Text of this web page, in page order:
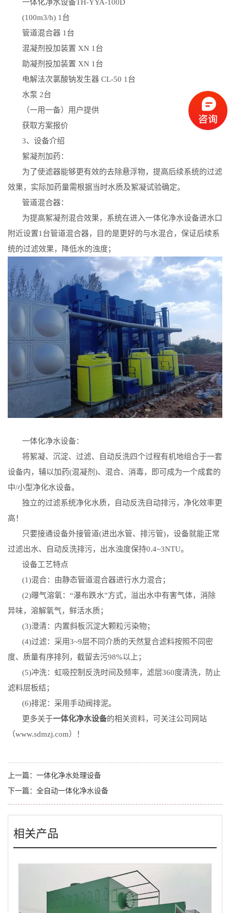
一体化净水设备TH-YYA-100D
(100m3/h) 1台
管道混合器 1台
混凝剂投加装置 XN 1台
助凝剂投加装置 XN 1台
电解法次氯酸钠发生器 CL-50 1台
水泵 2台
（一用一备）用户提供
获取方案报价
3、设备介绍
絮凝剂加药：
为了使滤器能够更有效的去除悬浮物，提高后续系统的过滤
效果，实际加药量需根据当时水质及絮凝试验确定。
管道混合器：
为提高絮凝剂混合效果，系统在进入一体化净水设备进水口
附近设置1台管道混合器，目的是更好的与水混合，保证后续系
统的过滤效果，降低水的浊度；
一体化净水设备：
将絮凝、沉淀、过滤、自动反洗四个过程有机地组合于一套
设备内，辅以加药(混凝剂 )、混合、消毒，即可成为一个成套的
中/小型净化水设备。
独立的过滤系统净化水质，自动反洗自动排污，净化效率更
高！
只要接通设备外接管道(进出水管、排污管)，设备就能正常
过滤出水、自动反洗排污，出水浊度保持0.4~3NTU。
设备工艺特点
(1)混合：由静态管道混合器进行水力混合；
(2)曝气溶氧：“瀑布跌水”方式，溢出水中有害气体，消除
异味，溶解氧气，鲜活水质；
(3)澄清：内置斜板沉淀大颗粒污染物；
(4)过滤：采用3~9层不同介质的天然复合滤料按照不同密
度、质量有序排列，截留去污98%以上；
(5)冲洗：虹吸控制反洗时间及频率，滤层360度清洗，防止
滤料层板结；
(6)排泥：采用手动阀排泥。
更多关于一体化净水设备的相关资料，可关注公司网站
（www.sdmzj.com）！
上一篇： 一体化净水处理设备
下一篇： 全自动一体化净水设备
相关产品